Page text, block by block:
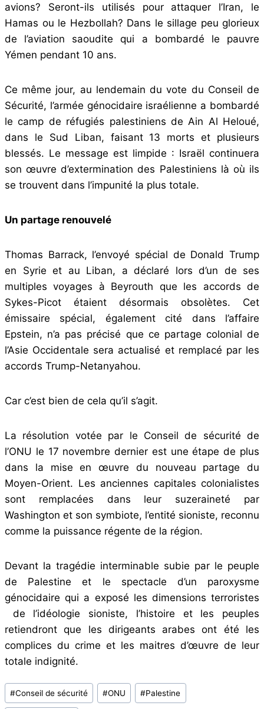
avions? Seront-ils utilisés pour attaquer l’Iran, le
Hamas ou le Hezbollah? Dans le sillage peu glorieux
de l’aviation saoudite qui a bombardé le pauvre
Yémen pendant 10 ans.
Ce même jour, au lendemain du vote du Conseil de
Sécurité, l’armée génocidaire israélienne a bombardé
le camp de réfugiés palestiniens de Ain Al Heloué,
dans le Sud Liban, faisant 13 morts et plusieurs
blessés. Le message est limpide : Israël continuera
son œuvre d’extermination des Palestiniens là où ils
se trouvent dans l’impunité la plus totale.
Un partage renouvelé
Thomas Barrack, l’envoyé spécial de Donald Trump
en Syrie et au Liban, a déclaré lors d’un de ses
multiples voyages à Beyrouth que les accords de
Sykes-Picot étaient désormais obsolètes. Cet
émissaire spécial, également cité dans l’affaire
Epstein, n’a pas précisé que ce partage colonial de
l’Asie Occidentale sera actualisé et remplacé par les
accords Trump-Netanyahou.
Car c’est bien de cela qu’il s’agit.
La résolution votée par le Conseil de sécurité de
l’ONU le 17 novembre dernier est une étape de plus
dans la mise en œuvre du nouveau partage du
Moyen-Orient. Les anciennes capitales colonialistes
sont remplacées dans leur suzeraineté par
Washington et son symbiote, l’entité sioniste, reconnu
comme la puissance régente de la région.
Devant la tragédie interminable subie par le peuple
de Palestine et le spectacle d’un paroxysme
génocidaire qui a exposé les dimensions terroristes
de l’idéologie sioniste, l’histoire et les peuples
retiendront que les dirigeants arabes ont été les
complices du crime et les maitres d’œuvre de leur
totale indignité.
Étiquettes
de
#Conseil de sécurité #ONU #Palestine